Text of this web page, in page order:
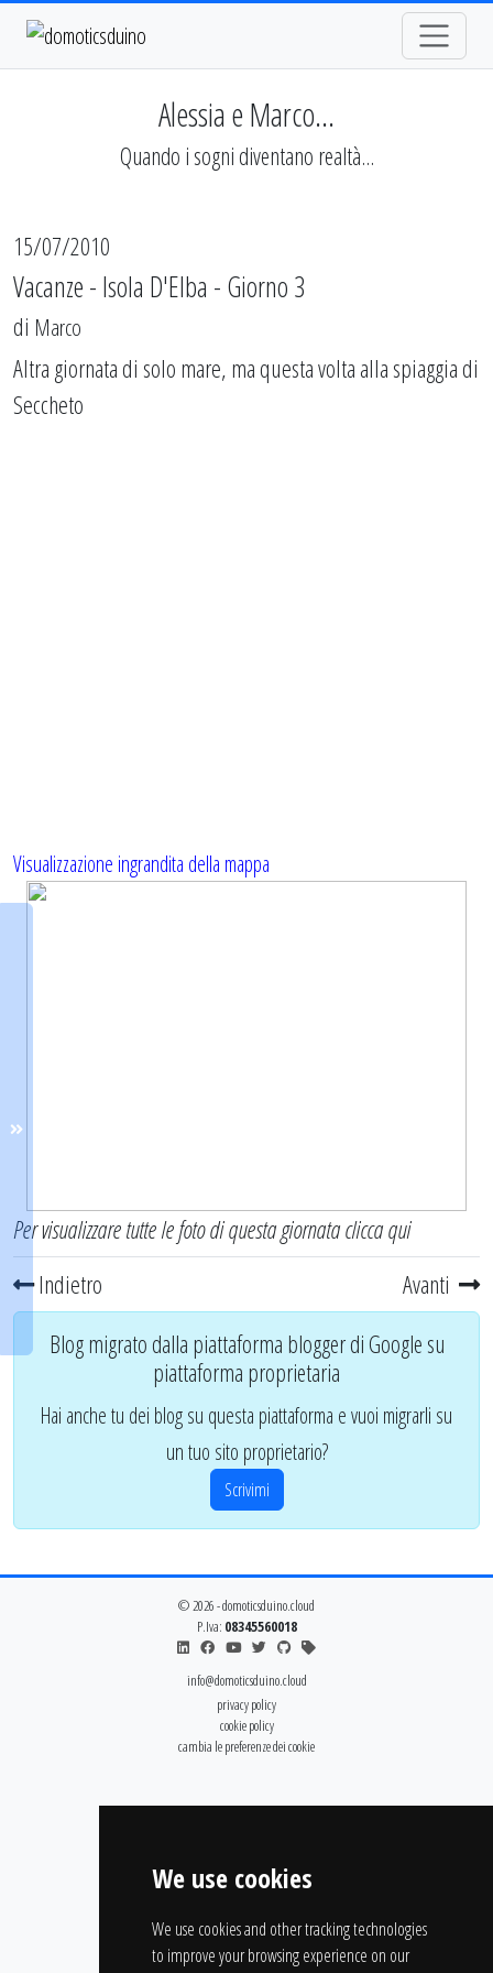
We use cookies
We use cookies and other tracking technologies
to improve your browsing experience on our
Alessia e Marco...
Quando i sogni diventano realtà...
15/07/2010
Vacanze - Isola D'Elba - Giorno 3
di Marco
Altra giornata di solo mare, ma questa volta alla spiaggia di
Seccheto
Visualizzazione ingrandita della mappa
Per visualizzare tutte le foto di questa giornataclicca qui
Indietro
Avanti
Blog migrato dalla piattaforma blogger di Google su
piattaforma proprietaria
Hai anche tu dei blog su questa piattaforma e vuoi migrarli su
un tuo sito proprietario?
Scrivimi
© 2026 - domoticsduino.cloud
P.Iva: 08345560018
info@domoticsduino.cloud
privacy policy
cookie policy
cambia le preferenze dei cookie